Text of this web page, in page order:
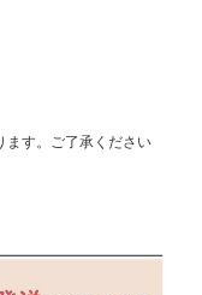
す。ご了承ください